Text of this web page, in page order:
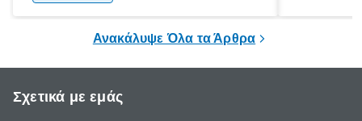
Ανακάλυψε Όλα τα Άρθρα
Σχετικά με εμάς